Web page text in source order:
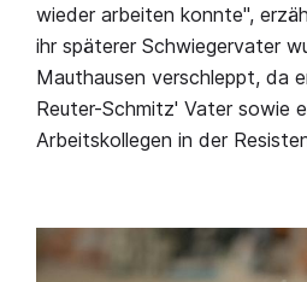
wieder arbeiten konnte",
ihr späterer Schwiegervater
Mauthausen verschleppt, da
Reuter-Schmitz' Vater sowie
Arbeitskollegen in der